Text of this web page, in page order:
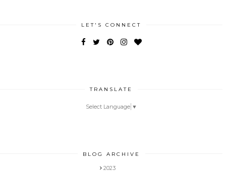
LET'S CONNECT
TRANSLATE
Select Language ▼
BLOG ARCHIVE
2023